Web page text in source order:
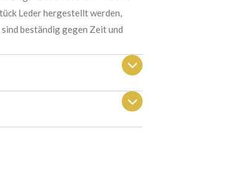
Leder hergestellt werden,
beständig gegen Zeit und